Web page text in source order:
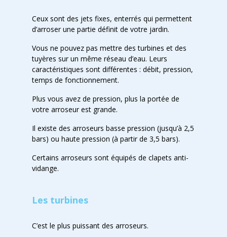
Ceux sont des jets fixes, enterrés qui permettent
d’arroser une partie définit de votre jardin.
Vous ne pouvez pas mettre des turbines et des
tuyères sur un même réseau d’eau. Leurs
caractéristiques sont différentes : débit, pression,
temps de fonctionnement.
Plus vous avez de pression, plus la portée de
votre arroseur est grande.
Il existe des arroseurs basse pression (jusqu’à 2,5
bars) ou haute pression (à partir de 3,5 bars).
Certains arroseurs sont équipés de clapets anti-
vidange.
Les turbines
C’est le plus puissant des arroseurs.